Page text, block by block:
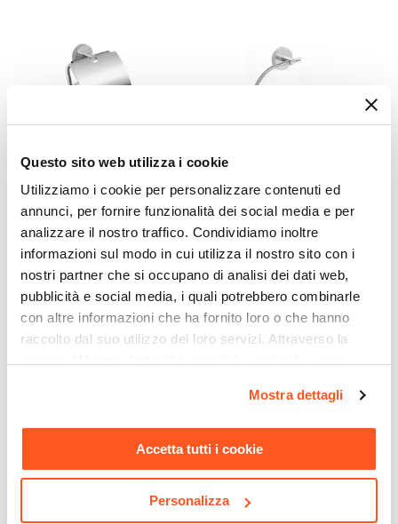
Questo sito web utilizza i cookie
Utilizziamo i cookie per personalizzare contenuti ed
annunci, per fornire funzionalità dei social media e per
analizzare il nostro traffico. Condividiamo inoltre
informazioni sul modo in cui utilizza il nostro sito con i
nostri partner che si occupano di analisi dei dati web,
pubblicità e social media, i quali potrebbero combinarle
con altre informazioni che ha fornito loro o che hanno
raccolto dal suo utilizzo dei loro servizi. Attraverso la
momento. Per maggiori informazioni si invita a leggere la
Mostra dettagli
Accetta tutti i cookie
Personalizza
Marca
Gedy
CODICE:2325132
Portarotolo coperto a muro
in acciaio inox e cromall
cromo - Eros di Gedy
€ 16,99
CODICE: 237132
Portasalviette a muro ad
anello in acciaio inox e
cromall cromo - Eros di
Gedy
€ 16,99